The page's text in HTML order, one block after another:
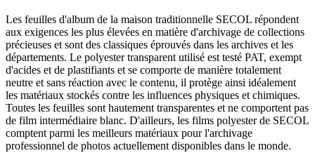
Les feuilles d'album de la maison traditionnelle SECOL répondent
aux exigences les plus élevées en matière d'archivage de collections
précieuses et sont des classiques éprouvés dans les archives et les
départements. Le polyester transparent utilisé est testé PAT, exempt
d'acides et de plastifiants et se comporte de manière totalement
neutre et sans réaction avec le contenu, il protège ainsi idéalement
les matériaux stockés contre les influences physiques et chimiques.
Toutes les feuilles sont hautement transparentes et ne comportent pas
de film intermédiaire blanc. D'ailleurs, les films polyester de SECOL
comptent parmi les meilleurs matériaux pour l'archivage
professionnel de photos actuellement disponibles dans le monde.